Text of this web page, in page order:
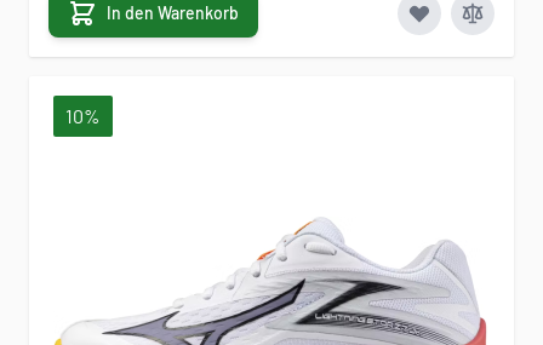
In den Warenkorb
10%